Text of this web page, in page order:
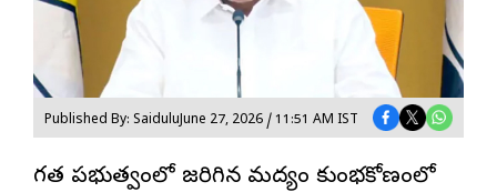
Published By: SaiduluJune 27, 2026 / 11:51 AM IST
గత ప్రభుత్వంలో జరిగిన మద్యం కుంభకోణంలో